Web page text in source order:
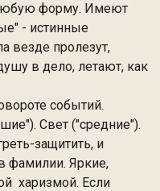
форму. Имеют
- истинные
везде пролезут,
в дело, летают, как
событий.
Свет ("средние").
защитить, и
фамилии. Яркие,
харизмой. Если